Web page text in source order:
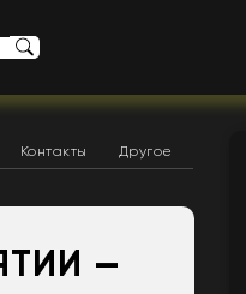
Контакты Другое
—